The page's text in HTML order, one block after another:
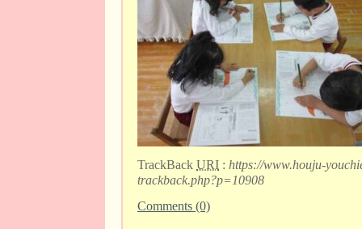
TrackBack URI : https://www.houju-
trackback.php?p=10908
Comments (0)